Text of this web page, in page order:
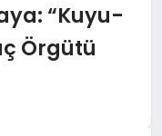
“Kuyu-
Örgütü